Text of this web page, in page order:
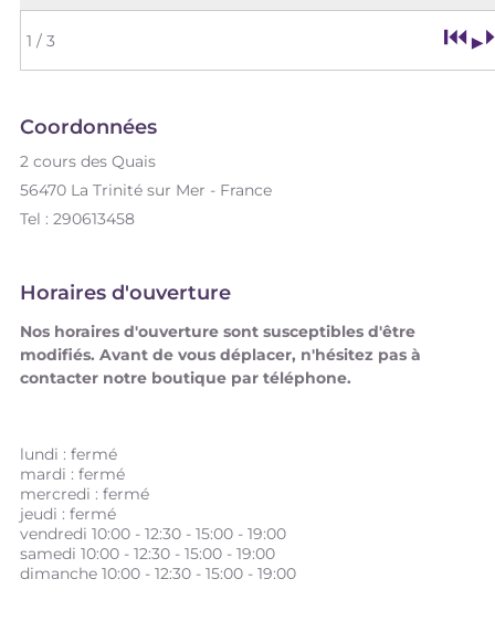
Coordonnées
2 cours des Quais
56470 La Trinité sur Mer - France
Tel : 290613458
1 / 3 ⏮▶
Horaires d'ouverture
Nos horaires d'ouverture sont susceptibles d'être
modifiés. Avant de vous déplacer, n'hésitez pas à
contacter notre boutique par téléphone.
lundi : fermé
mardi : fermé
mercredi : fermé
jeudi : fermé
vendredi 10:00 - 12:30 - 15:00 - 19:00
samedi 10:00 - 12:30 - 15:00 - 19:00
dimanche 10:00 - 12:30 - 15:00 - 19:00